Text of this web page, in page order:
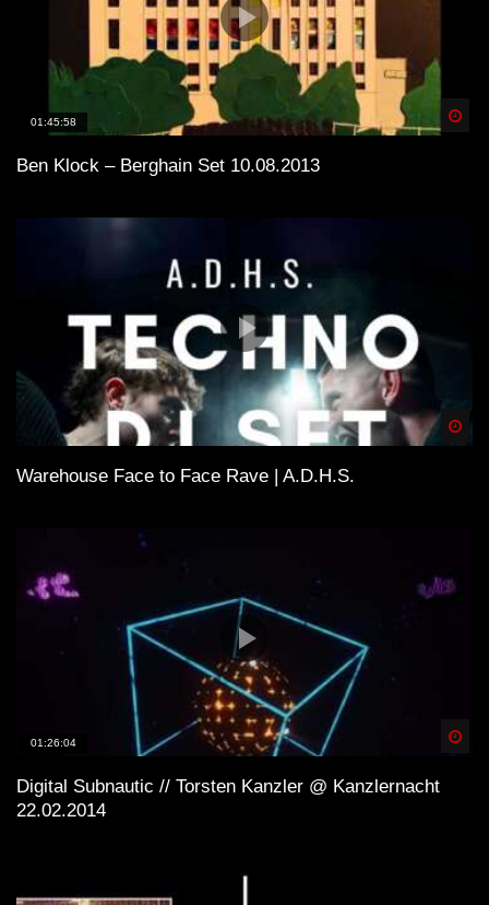
01:45:58
Ben Klock – Berghain Set 10.08.2013
Warehouse Face to Face Rave | A.D.H.S.
01:26:04
Digital Subnautic // Torsten Kanzler @ Kanzlernacht
22.02.2014